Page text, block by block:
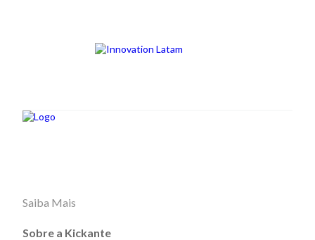
Saiba Mais
Sobre a Kickante